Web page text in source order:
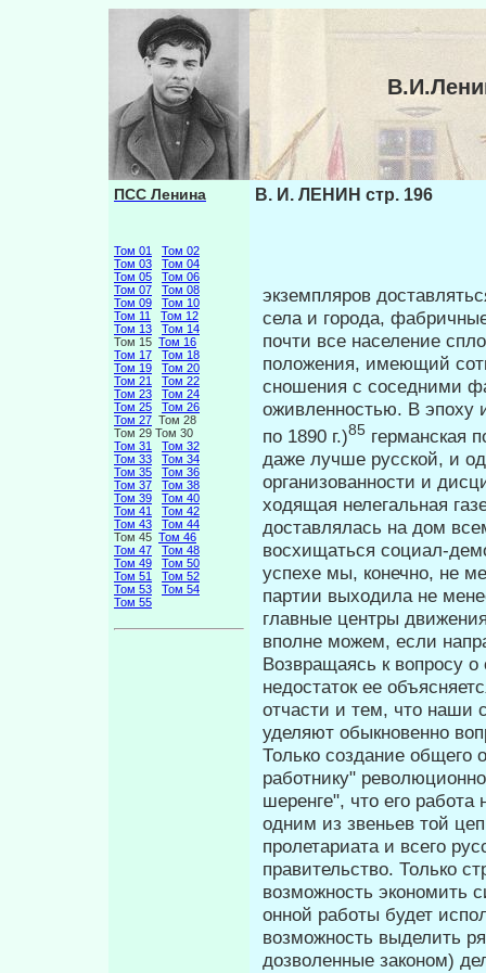
ПСС Ленина
Том 01
Том 02
Том 03
Том 04
Том 05
Том 06
Том 07
Том 08
Том 09
Том 10
Том 11
Том 12
Том 13
Том 14
Том 15 Том 16
Том 17
Том 18
Том 19
Том 20
Том 21
Том 22
Том 23
Том 24
Том 25
Том 26
Том 27 Том 28
Том 29 Том 30
Том 31
Том 32
Том 33
Том 34
Том 35
Том 36
Том 37
Том 38
Том 39
Том 40
Том 41
Том 42
Том 43
Том 44
Том 45 Том 46
Том 47
Том 48
Том 49
Том 50
Том 51
Том 52
Том 53
Том 54
Том 55
В. И. ЛЕНИН стр. 196
экземпляров
села и го­рода,
почти все населе­ние
положения, имеющий
сношения с соседними
оживленностью. В эпоху
по 1890 г.)85 германская
даже лучше русской, и
организованности и
ходящая нелегальная
доставлялась на дом
восхищаться социал-
успехе мы, конечно, не
партии выходила не
главные центры
вполне можем, если
Возвращаясь к вопросу
недостаток ее
отчасти и тем, что наши
уделяют обыкновенно
Только создание общего
работни­ку"
шеренге", что его ра­бота
одним из звеньев той
пролетариата и всего
правительство. Только
возможность экономить
онной работы будет
возможность вы­делить
дозволенные законом)